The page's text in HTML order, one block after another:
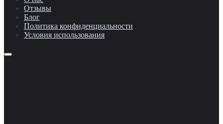
Отзывы
Блог
Политика конфиденциальности
Условия использования